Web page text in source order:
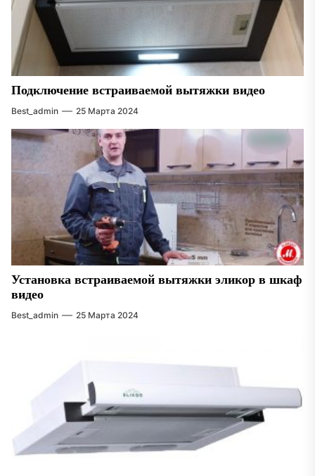
Подключение встраиваемой вытяжки видео
Best_admin 25 Марта 2024
Установка встраиваемой вытяжки эликор в шкаф
видео
Best_admin 25 Марта 2024